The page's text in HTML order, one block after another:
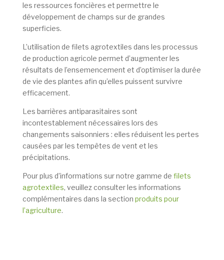
les ressources foncières et permettre le
développement de champs sur de grandes
superficies.
L’utilisation de filets agrotextiles dans les processus
de production agricole permet d’augmenter les
résultats de l’ensemencement et d’optimiser la durée
de vie des plantes afin qu’elles puissent survivre
efficacement.
Les barrières antiparasitaires sont
incontestablement nécessaires lors des
changements saisonniers : elles réduisent les pertes
causées par les tempêtes de vent et les
précipitations.
Pour plus d’informations sur notre gamme de filets
agrotextiles, veuillez consulter les informations
complémentaires dans la section produits pour
l’agriculture.